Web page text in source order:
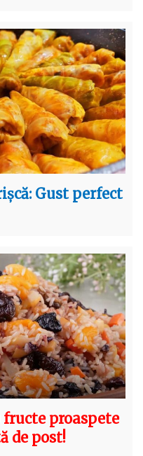
Gust perfect
proaspete
de post!